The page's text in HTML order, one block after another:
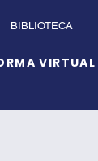
BIBLIOTECA
VIRTUAL